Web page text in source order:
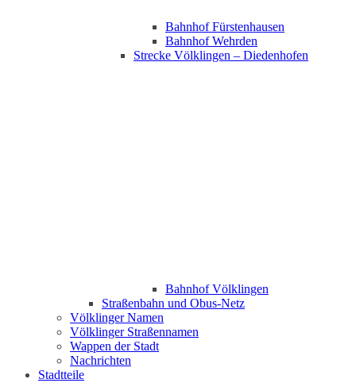
Bahnhof Fürstenhausen
Bahnhof Wehrden
Strecke Völklingen – Diedenhofen
Bahnhof Völklingen
Straßenbahn und Obus-Netz
Völklinger Namen
Völklinger Straßennamen
Wappen der Stadt
Nachrichten
Stadtteile